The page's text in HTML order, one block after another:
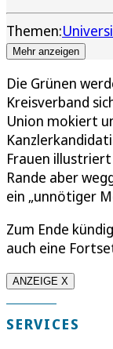
Themen:
Mehr anzeigen
Die Grünen
Kreisverband
Union mokiert
Frauen
Rande aber
ein „unnötiger
Zum Ende
auch eine
ANZEIGE X
SERVICES